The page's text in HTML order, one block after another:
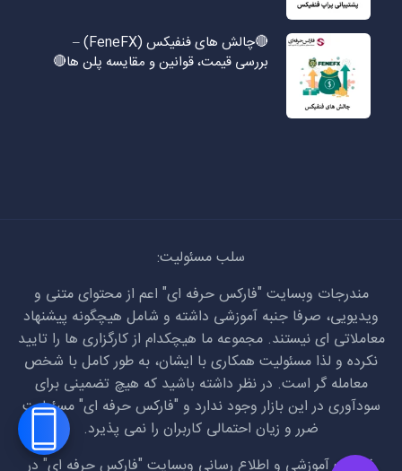
🔴چالش های فنفیکس (FeneFX) –
بررسی قیمت، قوانین و مقایسه پلن ها🔴
سلب مسئولیت:
مندرجات وبسایت "فارکس حرفه ای" اعم از محتوای متنی و
ویدیویی، صرفا جنبه آموزشی داشته و شامل هیچگونه پیشنهاد
معاملاتی ای نیستند. مجموعه ما هیچکدام از کارگزاری ها را تایید
نکرده و لذا مسئولیت همکاری با ایشان، به طور کامل با شخص
معامله گر است. در نظر داشته باشید که هیچ تضمینی برای
سودآوری در این بازار وجود ندارد و "فارکس حرفه ای" مسئولیت
ضرر و زیان احتمالی کاربران را نمی پذیرد.
فعالیت آموزشی و اطلاع رسانی وبسایت "فارکس حرفه ای" در